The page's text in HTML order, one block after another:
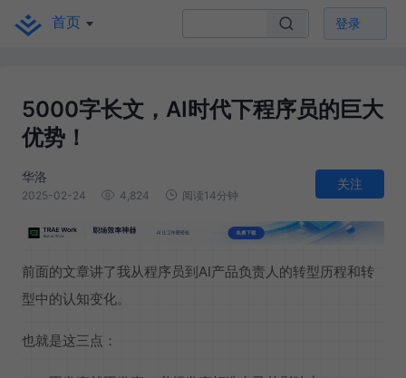
首页 登录
5000字长文，AI时代下程序员的巨大
优势！
华洛
2025-02-24 4,824 阅读14分钟
关注
前面的文章讲了我从程序员到AI产品负责人的转型历程和转
型中的认知变化。
也就是这三点：